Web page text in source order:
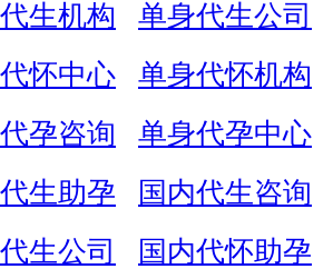
生机构 单身代生公司
怀中心 单身代怀机构
孕咨询 单身代孕中心
生助孕 国内代生咨询
生公司 国内代怀助孕